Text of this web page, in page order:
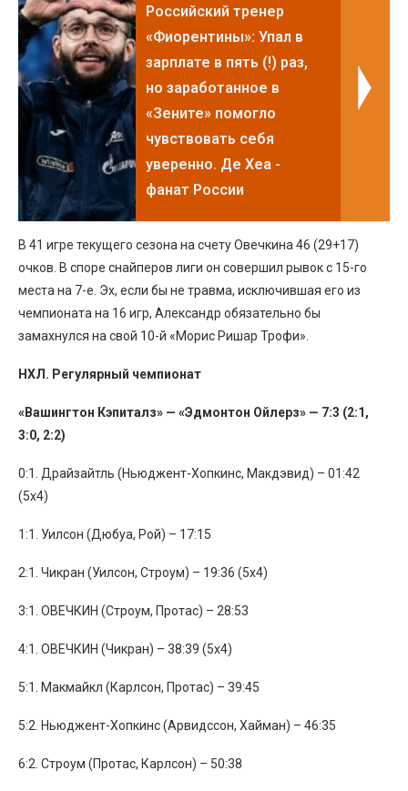
Российский тренер
«Фиорентины»: Упал в
зарплате в пять (!) раз,
но заработанное в
«Зените» помогло
чувствовать себя
уверенно. Де Хеа -
фанат России
В 41 игре текущего сезона на счету Овечкина 46 (29+17)
очков. В споре снайперов лиги он совершил рывок с 15-го
места на 7-е. Эх, если бы не травма, исключившая его из
чемпионата на 16 игр, Александр обязательно бы
замахнулся на свой 10-й «Морис Ришар Трофи».
НХЛ. Регулярный чемпионат
«Вашингтон Кэпиталз» — «Эдмонтон Ойлерз» — 7:3 (2:1,
3:0, 2:2)
0:1. Драйзайтль (Ньюджент-Хопкинс, Макдэвид) – 01:42
(5х4)
1:1. Уилсон (Дюбуа, Рой) – 17:15
2:1. Чикран (Уилсон, Строум) – 19:36 (5х4)
3:1. ОВЕЧКИН (Строум, Протас) – 28:53
4:1. ОВЕЧКИН (Чикран) – 38:39 (5х4)
5:1. Макмайкл (Карлсон, Протас) – 39:45
5:2. Ньюджент-Хопкинс (Арвидссон, Хайман) – 46:35
6:2. Строум (Протас, Карлсон) – 50:38